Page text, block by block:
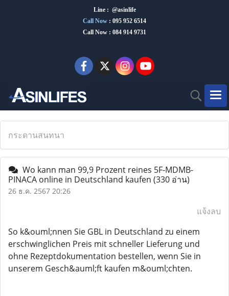
Line : @asinlife
Call Now : 095 952 6514
Call Now : 084 914 9731
กระดานสนทนา
Wo kann man 99,9 Prozent reines 5F-MDMB-
PINACA online in Deutschland kaufen (330 อ่าน)
26 ธ.ค. 2567 20:26
แจ้งลบ
So k&ouml;nnen Sie GBL in Deutschland zu einem
erschwinglichen Preis mit schneller Lieferung und
ohne Rezeptdokumentation bestellen, wenn Sie in
unserem Gesch&auml;ft kaufen m&ouml;chten.